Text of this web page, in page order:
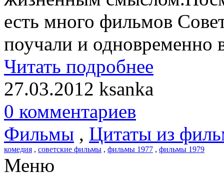
есть много фильмов
поучали и одновременно
Читать подробнее
27.03.2012 ksanka
0 комментариев
Фильмы , Цитаты из
комедия , советские фильмы , фильмы 1977 , фильмы 1979
Меню